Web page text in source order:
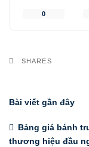
0
SHARES
Bài viết gần đây
Bảng giá bánh
thương hiệu đầu